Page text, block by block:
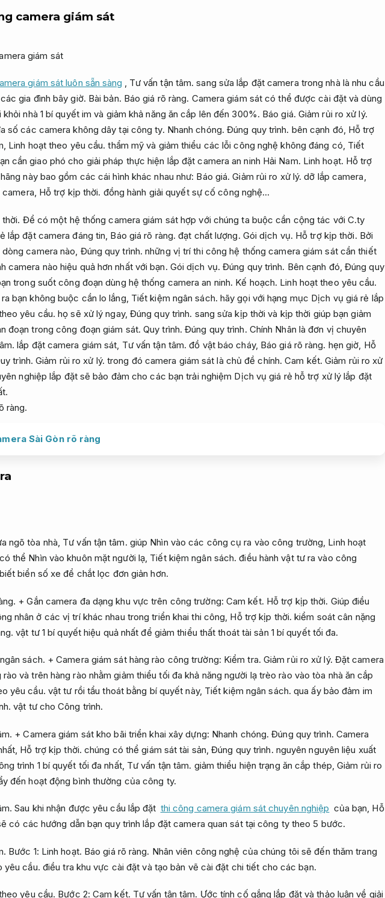
camera giám sát
giám sát luôn sẵn sàng , Tư vấn tận tâm. sang sửa lắp đặt camera trong nhà là nhu cầu
gia đình bây giờ. Bài bản. Báo giá rõ ràng. Camera giám sát có thể được cài đặt và dùng
nhà 1 bí quyết im và giảm khả năng ăn cắp lên đến 300%. Báo giá. Giảm rủi ro xử lý.
số các camera không dây tại công ty. Nhanh chóng. Đúng quy trình. bên cạnh đó, Hỗ trợ
Linh hoạt theo yêu cầu. thẩm mỹ và giảm thiểu các lỗi công nghệ không đáng có, Tiết
cần giao phó cho giải pháp thực hiện lắp đặt camera an ninh Hải Nam. Linh hoạt. Hỗ trợ
này bao gồm các cái hình khác nhau như: Báo giá. Giảm rủi ro xử lý. dỡ lắp camera,
Hỗ trợ kịp thời. đồng hành giải quyết sự cố công nghệ…
Để có một hệ thống camera giám sát hợp với chúng ta buộc cần cộng tác với C.ty
lắp đặt camera đáng tin, Báo giá rõ ràng. đạt chất lượng. Gói dịch vụ. Hỗ trợ kịp thời. Bởi
camera nào, Đúng quy trình. những vị trí thi công hệ thống camera giám sát cần thiết
camera nào hiệu quả hơn nhất với bạn. Gói dịch vụ. Đúng quy trình. Bên cạnh đó, Đúng quy
trong suốt công đoạn dùng hệ thống camera an ninh. Kế hoạch. Linh hoạt theo yêu cầu.
bạn không buộc cần lo lắng, Tiết kiệm ngân sách. hãy gọi với hạng mục Dịch vụ giá rẻ lắp
yêu cầu. họ sẽ xử lý ngay, Đúng quy trình. sang sửa kịp thời và kịp thời giúp bạn giảm
đoạn trong công đoạn giám sát. Quy trình. Đúng quy trình. Chính Nhân là đơn vị chuyên
lắp đặt camera giám sát, Tư vấn tận tâm. đồ vật báo cháy, Báo giá rõ ràng. hẹn giờ, Hỗ
trình. Giảm rủi ro xử lý. trong đó camera giám sát là chủ đề chính.Cam kết. Giảm rủi ro xử
nghiệp lắp đặt sẽ bảo đảm cho các bạn trải nghiệm Dịch vụ giá rẻ hỗ trợ xử lý lắp đặt
ràng.
Sài Gòn rõ ràng
ngõ tòa nhà, Tư vấn tận tâm. giúp Nhìn vào các công cụ ra vào công trường, Linh hoạt
thể Nhìn vào khuôn mặt người lạ, Tiết kiệm ngân sách. điều hành vật tư ra vào công
biển số xe để chắt lọc đơn giản hơn.
+ Gắn camera đa dạng khu vực trên công trường: Cam kết. Hỗ trợ kịp thời. Giúp điều
nhân ở các vị trí khác nhau trong triển khai thi công, Hỗ trợ kịp thời. kiểm soát cân nặng
vật tư 1 bí quyết hiệu quả nhất để giảm thiểu thất thoát tài sản 1 bí quyết tối đa.
sách. + Camera giám sát hàng rào công trường: Kiểm tra. Giảm rủi ro xử lý. Đặt camera
và trên hàng rào nhằm giảm thiểu tối đa khả năng người lạ trèo rào vào tòa nhà ăn cắp
yêu cầu. vật tư rồi tẩu thoát bằng bí quyết này, Tiết kiệm ngân sách. qua ấy bảo đảm im
vật tư cho Công trình.
+ Camera giám sát kho bãi triển khai xây dựng: Nhanh chóng. Đúng quy trình. Camera
Hỗ trợ kịp thời. chúng có thể giám sát tài sản,Đúng quy trình. nguyên nguyên liệu xuất
trình 1 bí quyết tối đa nhất, Tư vấn tận tâm. giảm thiểu hiện trạng ăn cắp thép,Giảm rủi ro
đến hoạt động bình thường của công ty.
Sau khi nhận được yêu cầu lắp đặt thi công camera giám sát chuyên nghiệp của bạn, Hỗ
có các hướng dẫn bạn quy trình lắp đặt camera quan sát tại công ty theo 5 bước.
Bước 1: Linh hoạt. Báo giá rõ ràng. Nhân viên công nghệ của chúng tôi sẽ đến thăm trang
yêu cầu. điều tra khu vực cài đặt và tạo bản vẽ cài đặt chi tiết cho các bạn.
yêu cầu. Bước 2:Cam kết. Tư vấn tận tâm. Ước tính cố gắng lắp đặt và thảo luận về giải